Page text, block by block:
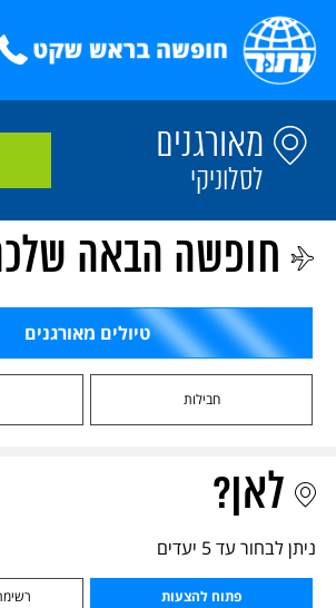
מאורגנים
לסלוניקי
חופשה הבאה
טיולים מאורגנים
חבילות
לאן?
ניתן לבחור עד 5 יעדים
פתוח להצעות